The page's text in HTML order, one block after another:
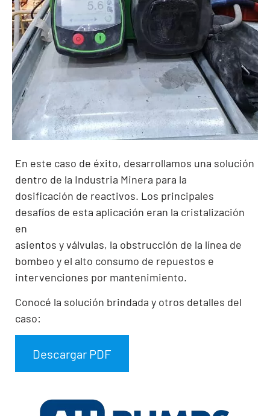
En este caso de éxito, desarrollamos una solución
dentro de la Industria Minera para la
dosificación de reactivos. Los principales
desafíos de esta aplicación eran la cristalización
en
asientos y válvulas, la obstrucción de la línea de
bombeo y el alto consumo de repuestos e
intervenciones por mantenimiento.
Conocé la solución brindada y otros detalles del
caso:
Descargar PDF